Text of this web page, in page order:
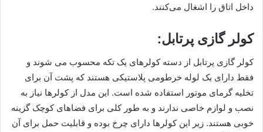
داخل اتاق را اشغال می‌کنند.
کولر گازی پرتابل:
کولر گازی پرتابل از دسته کولرهای یک تکه محسوب می شوند و
فقط دارای یک لوله خرطومی پلاستیکی هستند که پشت آن برای
تخلیه گرمای موتور استفاده شده است. این مدل از کولرها نیاز به
نصب و لوازم خاصی ندارند و به طور کلی برای فضاهای کوچک گزینه
خوبی هستند. زیر این کولرها دارای چرخ بوده و قابلیت حمل برای آن